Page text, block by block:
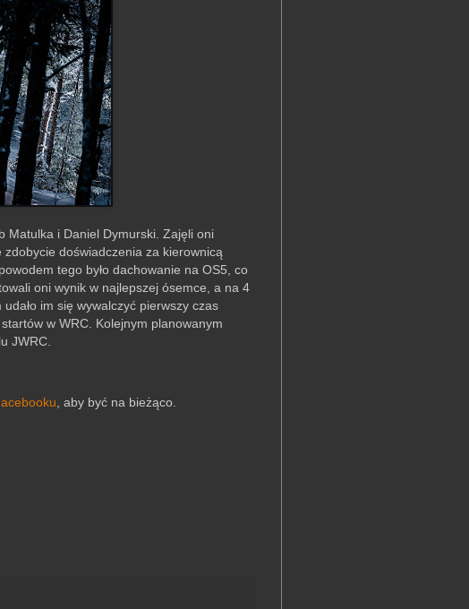
Matulka i Daniel Dymurski. Zajęli oni
doświadczenia za kierownicą
tego było dachowanie na OS5, co
oni wynik w najlepszej ósemce, a na 4
im się wywalczyć pierwszy czas
w WRC. Kolejnym planowanym
JWRC.
, aby być na bieżąco.